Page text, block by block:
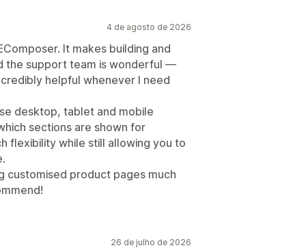
4 de agosto de 2026
It makes building and
the support team is wonderful —
helpful whenever I need
desktop, tablet and mobile
sections are shown for
flexibility while still allowing you to
customised product pages much
26 de julho de 2026